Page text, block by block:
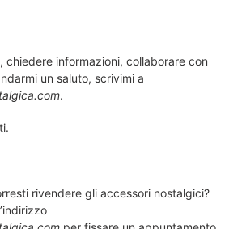
chiedere informazioni, collaborare con
un saluto, scrivimi a
.
rivendere gli accessori nostalgici?